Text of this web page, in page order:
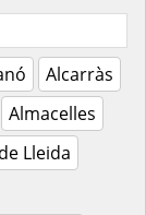
Alcarràs
Almacelles
Lleida